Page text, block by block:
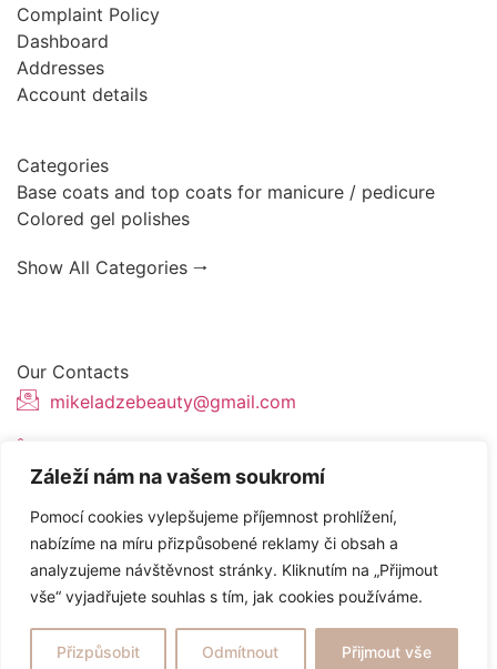
Záleží nám na vašem soukromí
Pomocí cookies vylepšujeme příjemnost prohlížení,
nabízíme na míru přizpůsobené reklamy či obsah a
analyzujeme návštěvnost stránky. Kliknutím na „Přijmout
vše“ vyjadřujete souhlas s tím, jak cookies používáme.
Přizpůsobit Odmítnout Přijmout vše
Complaint Policy
Dashboard
Addresses
Account details
Categories
Base coats and top coats for manicure / pedicure
Colored gel polishes
Show All Categories 🠂
Our Contacts
mikeladzebeauty@gmail.com
Website created byTopranker.cz
Terms and Conditions / Privacy Policy